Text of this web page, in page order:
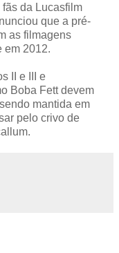
da Lucasfilm
que a pré-
as filmagens
em 2012.
II e III e
Boba Fett devem
mantida em
pelo crivo de